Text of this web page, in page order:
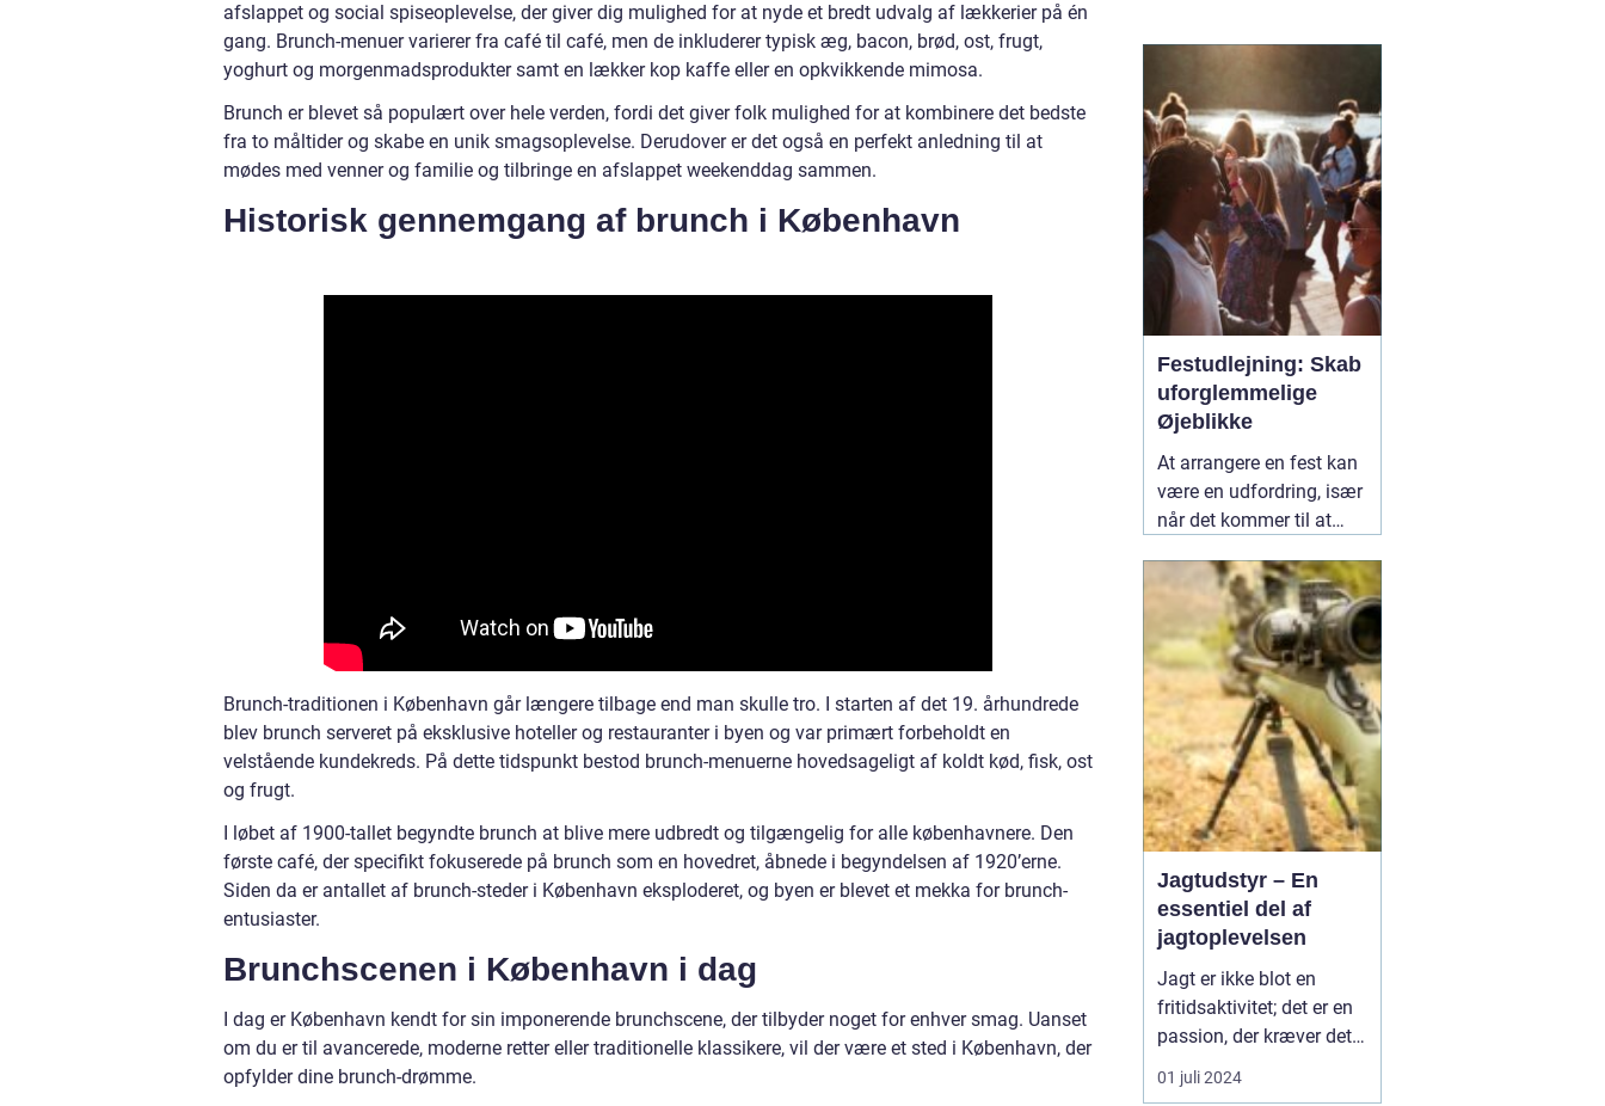
afslappet og social spiseoplevelse, der giver dig mulighed for at nyde et bredt udvalg af lækkerier på én
gang. Brunch-menuer varierer fra café til café, men de inkluderer typisk æg, bacon, brød, ost, frugt,
yoghurt og morgenmadsprodukter samt en lækker kop kaffe eller en opkvikkende mimosa.
Brunch er blevet så populært over hele verden, fordi det giver folk mulighed for at kombinere det bedste
fra to måltider og skabe en unik smagsoplevelse. Derudover er det også en perfekt anledning til at
mødes med venner og familie og tilbringe en afslappet weekenddag sammen.
Historisk gennemgang af brunch i København
Brunch-traditionen i København går længere tilbage end man skulle tro. I starten af det 19. århundrede
blev brunch serveret på eksklusive hoteller og restauranter i byen og var primært forbeholdt en
velstående kundekreds. På dette tidspunkt bestod brunch-menuerne hovedsageligt af koldt kød, fisk, ost
og frugt.
I løbet af 1900-tallet begyndte brunch at blive mere udbredt og tilgængelig for alle københavnere. Den
første café, der specifikt fokuserede på brunch som en hovedret, åbnede i begyndelsen af 1920’erne.
Siden da er antallet af brunch-steder i København eksploderet, og byen er blevet et mekka for brunch-
entusiaster.
Brunchscenen i København i dag
I dag er København kendt for sin imponerende brunchscene, der tilbyder noget for enhver smag. Uanset
om du er til avancerede, moderne retter eller traditionelle klassikere, vil der være et sted i København, der
opfylder dine brunch-drømme.
bylivet i Varde og
området god...
Festudlejning: Skab
uforglemmelige
Øjeblikke
At arrangere en fest kan
være en udfordring, især
når det kommer til at
aktiviteter, der vil gøre
dagen mindeværdig for
alle dine gæster.02
januar 2025
Jagtudstyr – En
essentiel del af
jagtoplevelsen
Jagt er ikke blot en
fritidsaktivitet; det er en
passion, der kræver det
rigtige udstyr og
forberedelse. I jagtens
01 juli 2024